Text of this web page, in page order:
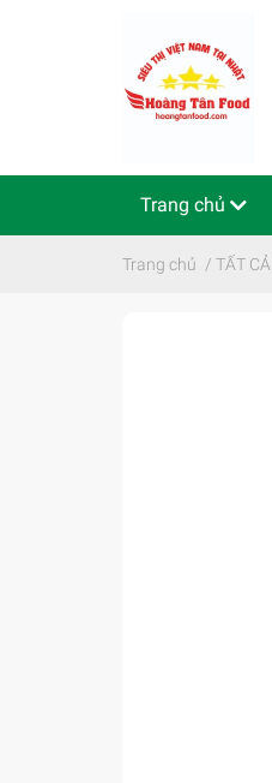
Trang chủ
特定商取引法
Trang chủ / TẤT